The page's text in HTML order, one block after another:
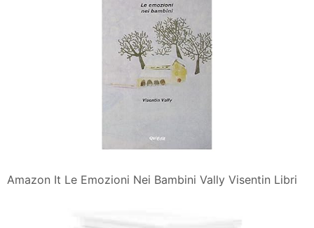
Amazon It Le Emozioni Nei Bambini Vally Visentin Libri